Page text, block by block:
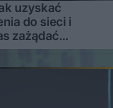
uzyskać
do sieci i
zażądać